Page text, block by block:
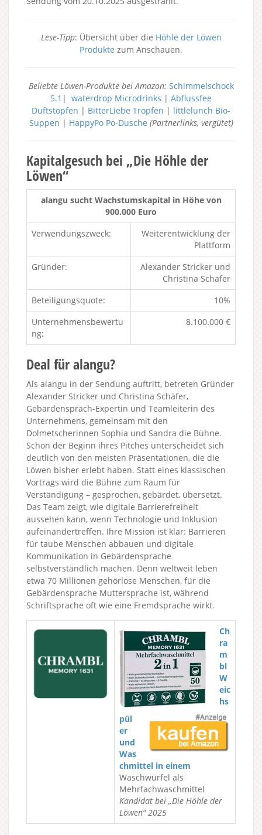
Lese-Tipp: Übersicht über die Höhle der Löwen
Produkte zum Anschauen.
Beliebte Löwen-Produkte bei Amazon: Schimmelschock
5.1 | waterdrop Microdrinks | Abflussfee
Duftstopfen | BitterLiebe Tropfen | littlelunch Bio-
Suppen | HappyPo Po-Dusche (Partnerlinks, vergütet)
Kapitalgesuch bei „Die Höhle der
Löwen“
alangu sucht Wachstumskapital in Höhe von
900.000 Euro
Verwendungszweck:
Weiterentwicklung der
Plattform
Gründer:
Alexander Stricker und
Christina Schäfer
Beteiligungsquote:
10%
Unternehmensbewertu
ng:
8.100.000 €
Deal für alangu?
Als alangu in der Sendung auftritt, betreten Gründer
Alexander Stricker und Christina Schäfer,
Gebärdensprach-Expertin und Teamleiterin des
Unternehmens, gemeinsam mit den
Dolmetscherinnen Sophia und Sandra die Bühne.
Schon der Beginn ihres Pitches unterscheidet sich
deutlich von den meisten Präsentationen, die die
Löwen bisher erlebt haben. Statt eines klassischen
Vortrags wird die Bühne zum Raum für
Verständigung – gesprochen, gebärdet, übersetzt.
Das Team zeigt, wie digitale Barrierefreiheit
aussehen kann, wenn Technologie und Inklusion
aufeinandertreffen. Ihre Mission ist klar: Barrieren
für taube Menschen abbauen und digitale
Kommunikation in Gebärdensprache
selbstverständlich machen. Denn weltweit leben
etwa 70 Millionen gehörlose Menschen, für die
Gebärdensprache Muttersprache ist, während
Schriftsprache oft wie eine Fremdsprache wirkt.
Ch
ra
m
bl
W
eic
hs
pül
er
und
Was
chmittel in einem
Waschwürfel als
Mehrfachwaschmittel
Kandidat bei „Die Höhle der
Löwen“ 2025